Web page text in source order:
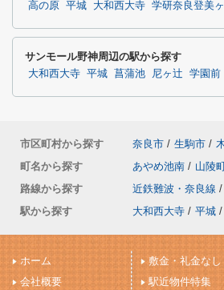
高の原 平城 大和西大寺 学研奈良登美
サンモール野神周辺の駅から探す
大和西大寺 平城 菖蒲池 尼ヶ辻 学園前
市区町村から探す 奈良市 / 生駒市 /
町名から探す
あやめ池南 / 山陵
路線から探す
近鉄難波・奈良線 /
駅から探す
大和西大寺 / 平城 /
ホーム
会社概要
敷金・礼金なし
駅近物件特集